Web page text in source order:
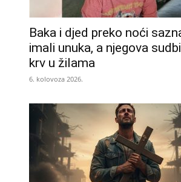
Baka i djed preko noći
imali unuka, a njegova
krv u žilama
6. kolovoza 2026.